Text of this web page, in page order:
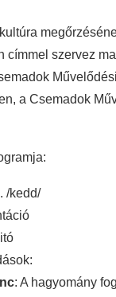
címmel szervez
a Csemadok
/kedd/
: A hagyomány